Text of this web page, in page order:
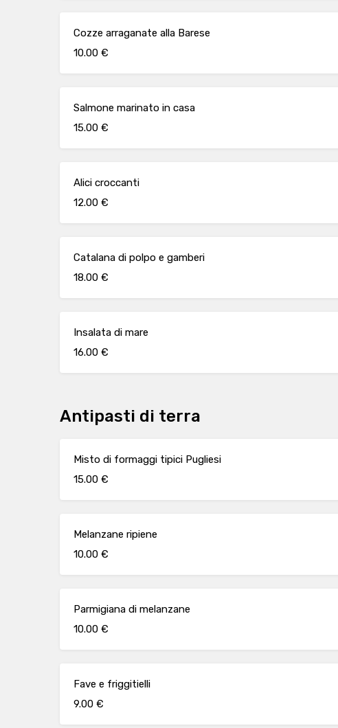
Cozze arraganate alla Barese
10.00 €
Salmone marinato in casa
15.00 €
Alici croccanti
12.00 €
Catalana di polpo e gamberi
18.00 €
Insalata di mare
16.00 €
Antipasti di terra
Misto di formaggi tipici Pugliesi
15.00 €
Melanzane ripiene
10.00 €
Parmigiana di melanzane
10.00 €
Fave e friggitielli
9.00 €